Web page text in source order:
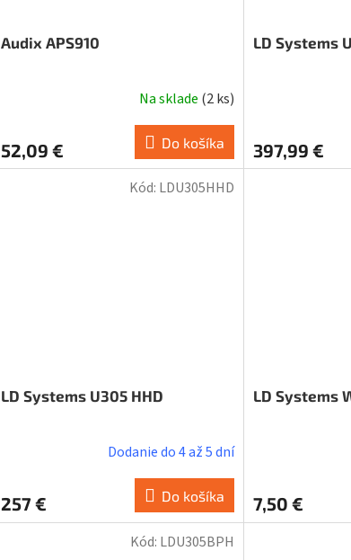
Audix APS910
Na sklade (2 ks)
52,09 € Do košíka
LD Systems
397,99 €
LD Systems U305 HHD
Dodanie do 4 až 5 dní
257 € Do košíka
Kód: LDU305HHD
LD Systems
7,50 €
Kód: LDU305BPH